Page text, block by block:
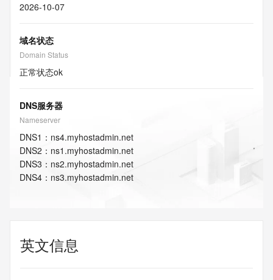
2026-10-07
域名状态
Domain Status
正常状态ok
DNS服务器
Nameserver
DNS1 ： ns4.myhostadmin.net
DNS2 ： ns1.myhostadmin.net
DNS3 ： ns2.myhostadmin.net
DNS4 ： ns3.myhostadmin.net
英文信息